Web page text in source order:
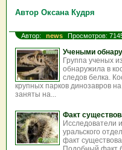
Автор Оксана Кудря
Автор: news Просмотров:
Учеными
Группа ученых
обнаружила в
следов белка.
крупных парков динозавров
заняты на...
Факт
Исследователи
уральского
факт